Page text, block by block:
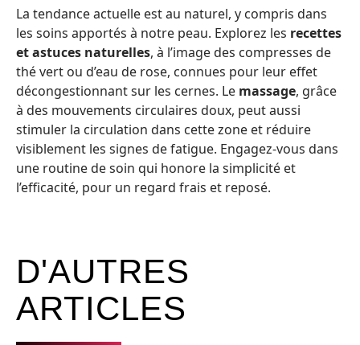
La tendance actuelle est au naturel, y compris dans
les soins apportés à notre peau. Explorez les recettes
et astuces naturelles, à l’image des compresses de
thé vert ou d’eau de rose, connues pour leur effet
décongestionnant sur les cernes. Le massage, grâce
à des mouvements circulaires doux, peut aussi
stimuler la circulation dans cette zone et réduire
visiblement les signes de fatigue. Engagez-vous dans
une routine de soin qui honore la simplicité et
l’efficacité, pour un regard frais et reposé.
D'AUTRES
ARTICLES